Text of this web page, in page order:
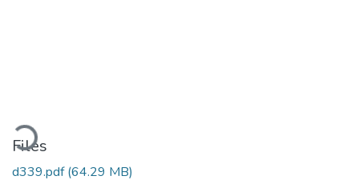
Loading...
Files
d339.pdf(64.29 MB)